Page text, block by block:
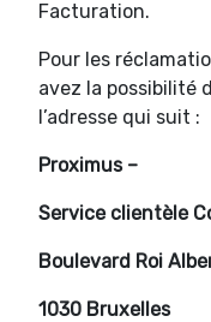
Facturation.
Pour les
avez la possibilité
l’adresse qui suit :
Proximus –
Service clientèle
Boulevard Roi
1030 Bruxelles